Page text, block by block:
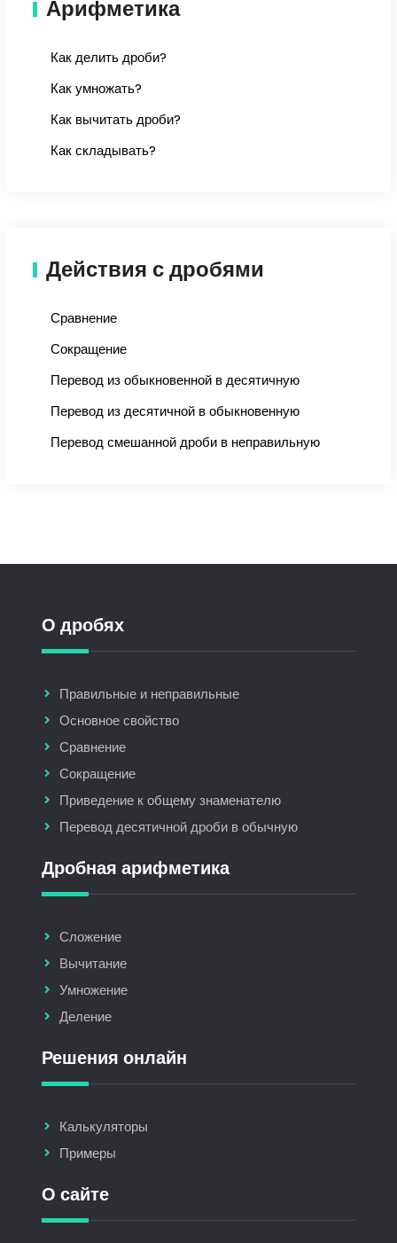
Арифметика
Как делить дроби?
Как умножать?
Как вычитать дроби?
Как складывать?
Действия с дробями
Сравнение
Сокращение
Перевод из обыкновенной в десятичную
Перевод из десятичной в обыкновенную
Перевод смешанной дроби в неправильную
О дробях
Правильные и неправильные
Основное свойство
Сравнение
Сокращение
Приведение к общему знаменателю
Перевод десятичной дроби в обычную
Дробная арифметика
Сложение
Вычитание
Умножение
Деление
Решения онлайн
Калькуляторы
Примеры
О сайте